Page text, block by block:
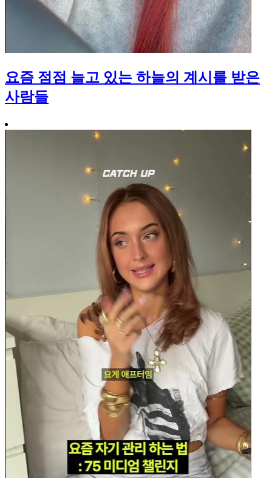
요즘 점점 늘고 있는 하늘의 계시를 받은
사람들